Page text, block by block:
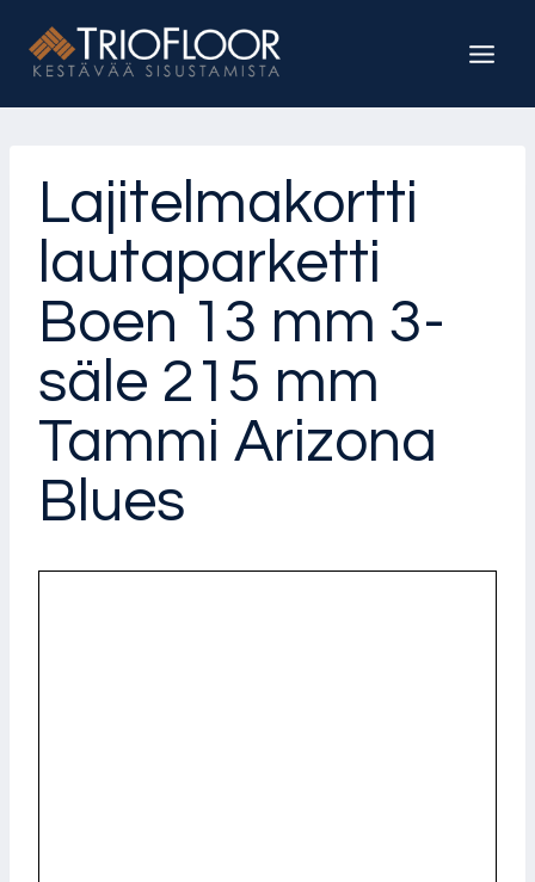
sisältöön
Lajitelmakortti
lautaparketti
Boen 13 mm 3-
säle 215 mm
Tammi Arizona
Blues